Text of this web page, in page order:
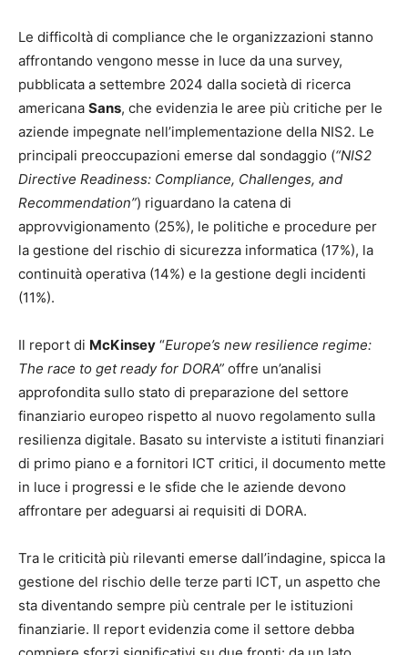
Le difficoltà di compliance che le organizzazioni stanno
affrontando vengono messe in luce da una survey,
pubblicata a settembre 2024 dalla società di ricerca
americana Sans, che evidenzia le aree più critiche per le
aziende impegnate nell’implementazione della NIS2. Le
principali preoccupazioni emerse dal sondaggio (“NIS2
Directive Readiness: Compliance, Challenges, and
Recommendation”) riguardano la catena di
approvvigionamento (25%), le politiche e procedure per
la gestione del rischio di sicurezza informatica (17%), la
continuità operativa (14%) e la gestione degli incidenti
(11%).
Il report di McKinsey “Europe’s new resilience regime:
The race to get ready for DORA” offre un’analisi
approfondita sullo stato di preparazione del settore
finanziario europeo rispetto al nuovo regolamento sulla
resilienza digitale. Basato su interviste a istituti finanziari
di primo piano e a fornitori ICT critici, il documento mette
in luce i progressi e le sfide che le aziende devono
affrontare per adeguarsi ai requisiti di DORA.
Tra le criticità più rilevanti emerse dall’indagine, spicca la
gestione del rischio delle terze parti ICT, un aspetto che
sta diventando sempre più centrale per le istituzioni
finanziarie. Il report evidenzia come il settore debba